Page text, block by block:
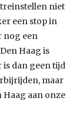
niet
een stop in
nog een
Haag is
is dan geen tijd
maar
Haag aan onze